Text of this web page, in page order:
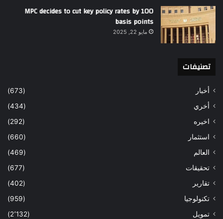
MPC decides to cut key policy rates by 100
basis points
مايو 22, 2025
تصنيفات
أخبار
(673)
أخري
(434)
اخيره
(292)
استثمار
(660)
العالم
(469)
تحقيقات
(677)
تقارير
(402)
تكنولوجيا
(959)
تمويل
(2٬132)